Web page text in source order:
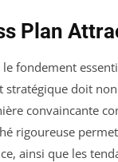
Plan
fondement
stratégique doit
convaincante
rigoureuse
ainsi que les